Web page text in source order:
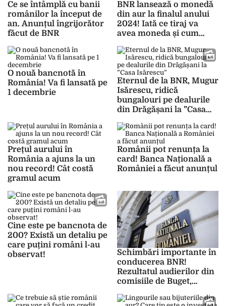
Ce se întâmplă cu banii
românilor la început de
an. Anunțul îngrijorător
făcut de BNR
BNR lansează o monedă
din aur la finalul anului
2024! Iată ce tiraj va
avea moneda și cum
O nouă bancnotă în
România! Va fi lansată pe
1 decembrie
Eternul de la BNR, Mugur
Isărescu, ridică
bungalouri pe dealurile
din Drăgășani la ”Casa
Prețul aurului în
România a ajuns la un
nou record! Cât costă
gramul acum
Românii pot renunța la
card! Banca Națională a
României a făcut anunțul
Cine este pe bancnota de
200? Există un detaliu pe
care puțini români l-au
observat!
Schimbări importante în
conducerea BNR!
Rezultatul audierilor din
comisiile de Buget,
crucial